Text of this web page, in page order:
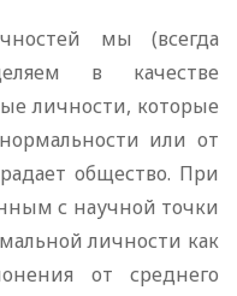
мы (всегда
в качестве
личности, которые
или от
общество. При
с научной точки
личности как
от среднего